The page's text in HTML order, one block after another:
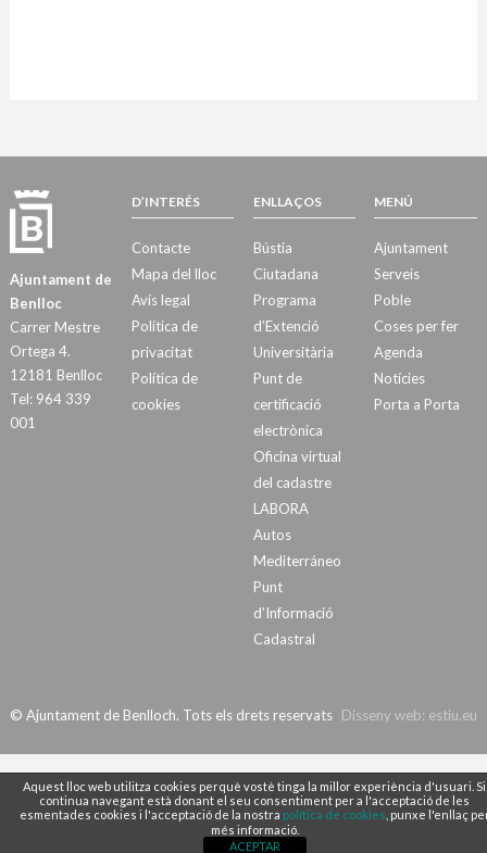
Ajuntament de
Benlloc
Carrer Mestre
Ortega 4.
12181 Benlloc
Tel: 964 339
001
D’INTERÉS
Contacte
Mapa del lloc
Avís legal
Política de
privacitat
Política de
cookies
ENLLAÇOS
Bústia
Ciutadana
Programa
d’Extenció
Universitària
Punt de
certificació
electrònica
Oficina virtual
del cadastre
LABORA
Autos
Mediterráneo
Punt
d’Informació
Cadastral
MENÚ
Ajuntament
Serveis
Poble
Coses per fer
Agenda
Notícies
Porta a Porta
Disseny web: estiu.eu
© Ajuntament de Benlloch. Tots els drets reservats
Aquest lloc web utilitza cookies perquè vostè tinga la millor experiència d'usuari. Si
continua navegant està donant el seu consentiment per a l'acceptació de les
esmentades cookies i l'acceptació de la nostra política de cookies , punxe l'enllaç
més informació.
ACEPTAR